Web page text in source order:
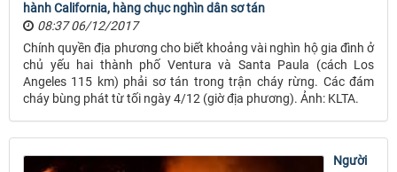
hành California, hàng chục nghìn dân sơ tán
08:37 06/12/2017
Chính quyền địa phương cho biết khoảng vài nghìn hộ gia đình ở
chủ yếu hai thành phố Ventura và Santa Paula (cách Los
Angeles 115 km) phải sơ tán trong trận cháy rừng. Các đám
cháy bùng phát từ tối ngày 4/12 (giờ địa phương). Ảnh: KLTA.
Người